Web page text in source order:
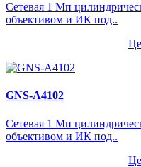
Cетевая 1 Мп
объективом и ИК под..
GNS-A4102
Cетевая 1 Мп
объективом и ИК под..